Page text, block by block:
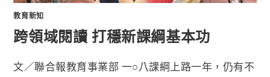
教育新知
跨領域閱讀 打穩新課綱基本功
文／聯合報教育事業部 一○八課綱上路一年，仍有不